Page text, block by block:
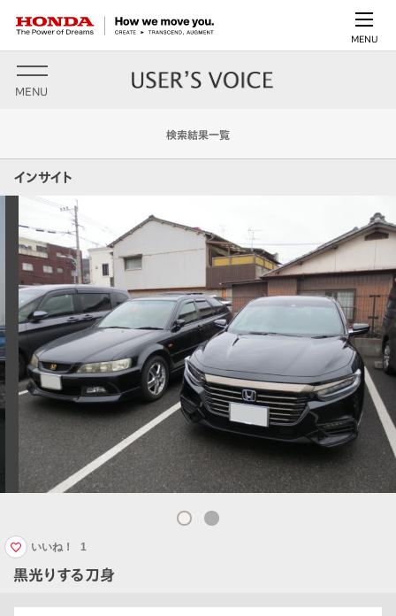
MENU
MENU
検索結果一覧
インサイト
黒光りする刀身
いいね！ 1